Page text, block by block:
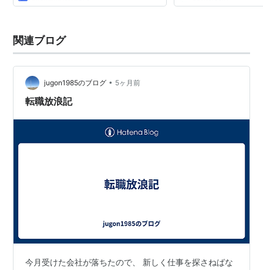
関連ブログ
jugon1985のブログ • 5ヶ月前
転職放浪記
今月受けた会社が落ちたので、 新しく仕事を探さねばな